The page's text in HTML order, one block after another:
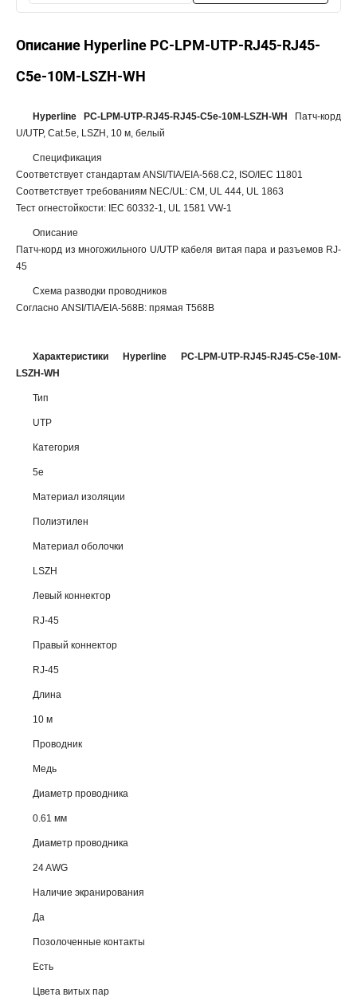
Описание Hyperline PC-LPM-UTP-RJ45-RJ45-
C5e-10M-LSZH-WH
Hyperline PC-LPM-UTP-RJ45-RJ45-C5e-10M-LSZH-WH
Патч-корд
U/UTP, Cat.5e, LSZH, 10 м, белый
Спецификация
Соответствует стандартам ANSI/TIA/EIA-568.C2, ISO/IEC 11801
Соответствует требованиям NEC/UL: CM, UL 444, UL 1863
Тест огнестойкости: IEC 60332-1, UL 1581 VW-1
Описание
Патч-корд из многожильного U/UTP кабеля витая пара и разъемов RJ-
45
Схема разводки проводников
Согласно ANSI/TIA/EIA-568B: прямая T568B
Характеристики Hyperline PC-LPM-UTP-RJ45-RJ45-C5e-10M-
LSZH-WH
Тип
UTP
Категория
5e
Материал изоляции
Полиэтилен
Материал оболочки
LSZH
Левый коннектор
RJ-45
Правый коннектор
RJ-45
Длина
10 м
Проводник
Медь
Диаметр проводника
0.61 мм
Диаметр проводника
24 AWG
Наличие экранирования
Да
Позолоченные контакты
Есть
Цвета витых пар